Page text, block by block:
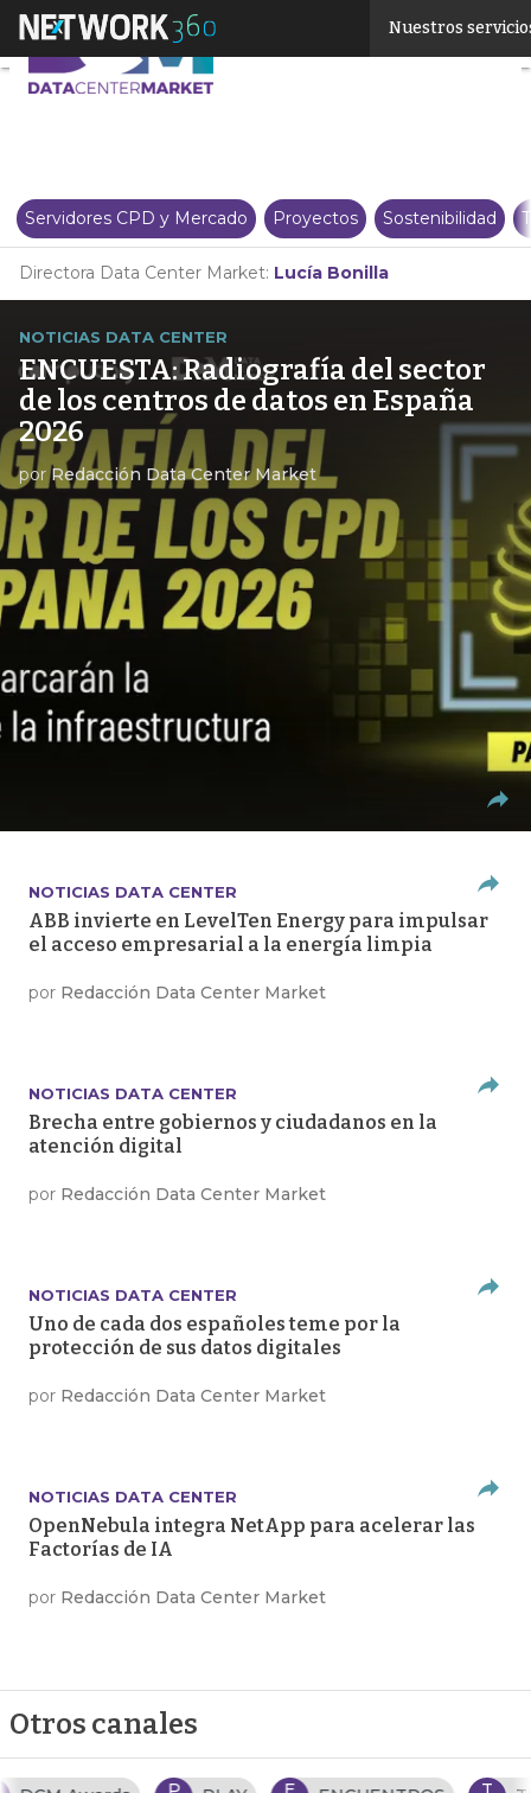
Nuestros
Servidores CPD y Mercado Proyectos Sostenibilidad
Directora Data Center Market: Lucía Bonilla
NOTICIAS DATA CENTER
ENCUESTA: Radiografía del sector
de los centros de datos en España
2026
porRedacción Data Center Market
NOTICIAS DATA CENTER
ABB invierte en LevelTen Energy para impulsar
el acceso empresarial a la energía limpia
por Redacción Data Center Market
NOTICIAS DATA CENTER
Brecha entre gobiernos y ciudadanos en la
atención digital
por Redacción Data Center Market
NOTICIAS DATA CENTER
Uno de cada dos españoles teme por la
protección de sus datos digitales
por Redacción Data Center Market
NOTICIAS DATA CENTER
OpenNebula integra NetApp para acelerar las
Factorías de IA
por Redacción Data Center Market
Otros canales